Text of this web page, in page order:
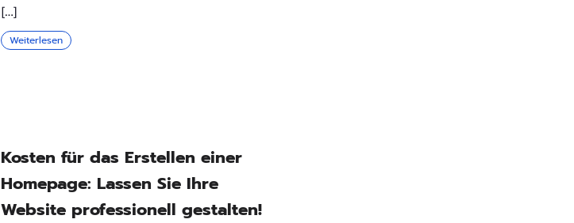
[…]
Weiterlesen
Kosten für das Erstellen einer
Homepage: Lassen Sie Ihre
Website professionell gestalten!